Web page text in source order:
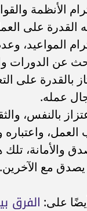
الأنظمة
القدرة على
المواعيد،
عن الدورات
بالقدرة على
عمله.
بالنفس،
والأمانة،
مع الآخرين.
على: الفرق